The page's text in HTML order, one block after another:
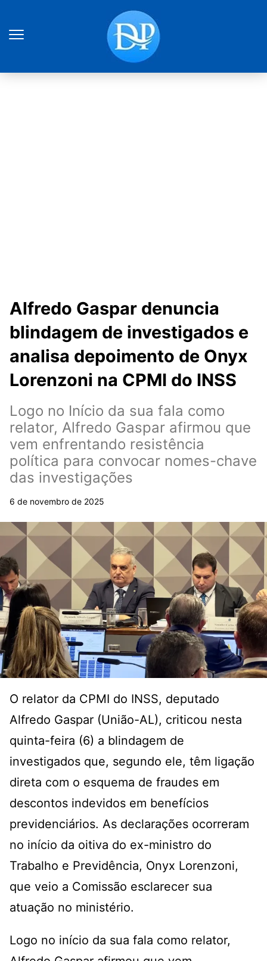
Alfredo Gaspar denuncia
blindagem de investigados e
analisa depoimento de Onyx
Lorenzoni na CPMI do INSS
Logo no Início da sua fala como
relator, Alfredo Gaspar afirmou que
vem enfrentando resistência
política para convocar nomes-chave
das investigações
6 de novembro de 2025
O relator da CPMI do INSS, deputado
Alfredo Gaspar (União-AL), criticou nesta
quinta-feira (6) a blindagem de
investigados que, segundo ele, têm ligação
direta com o esquema de fraudes em
descontos indevidos em benefícios
previdenciários. As declarações ocorreram
no início da oitiva do ex-ministro do
Trabalho e Previdência, Onyx Lorenzoni,
que veio a Comissão esclarecer sua
atuação no ministério.
Logo no início da sua fala como relator,